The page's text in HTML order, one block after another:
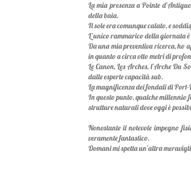
La mia presenza a Pointe
della baia.
Il sole era comunque calato, e
L’unico rammarico della giornata
Da una mia preventiva ricerca, ho
in quanto a circa otto metri di
Le Canon, Les Arches, l’Arche
dalle esperte capacità sub.
La magnificenza dei fondali di
In questo punto, qualche millennio
strutture naturali dove oggi è
Nonostante il notevole impegno
veramente fantastico.
Domani mi spetta un’altra